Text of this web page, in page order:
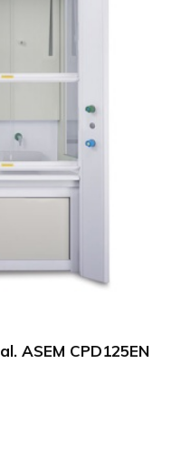
ASEM CPD125EN